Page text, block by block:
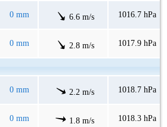
0 mm 6.6 m/s 1016.7 hPa
0 mm 2.8 m/s 1017.9 hPa
0 mm 2.2 m/s 1018.7 hPa
0 mm 1.8 m/s 1018.3 hPa